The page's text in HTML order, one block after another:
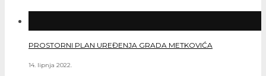
PROSTORNI PLAN UREĐENJA GRADA METKOVIĆA
14. lipnja 2022.